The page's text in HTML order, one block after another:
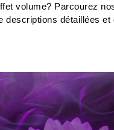
volume? Parcourez
détaillées et